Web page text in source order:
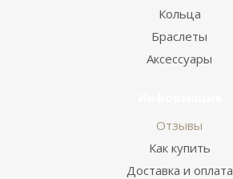
Кольца
Браслеты
Аксессуары
Отзывы
Как купить
Доставка и оплата